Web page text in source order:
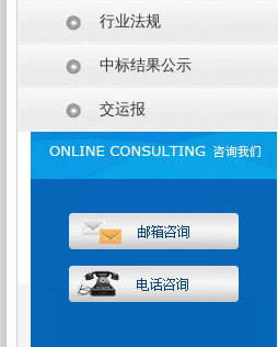
行业法规
中标结果公示
交运报